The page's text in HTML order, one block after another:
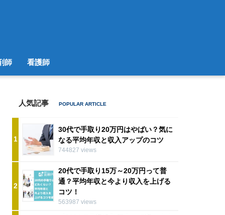
師 看護師
人気記事
1
30代で手取り20万円はやばい？気に
なる平均年収と収入アップのコツ
744827 views
2
20代で手取り15万～20万円って普
通？平均年収と今より収入を上げる
コツ！
563987 views